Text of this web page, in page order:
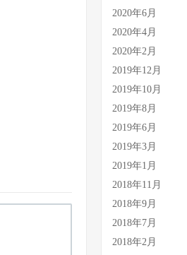
2020年6月
2020年4月
2020年2月
2019年12月
2019年10月
2019年8月
2019年6月
2019年3月
2019年1月
2018年11月
2018年9月
2018年7月
2018年2月